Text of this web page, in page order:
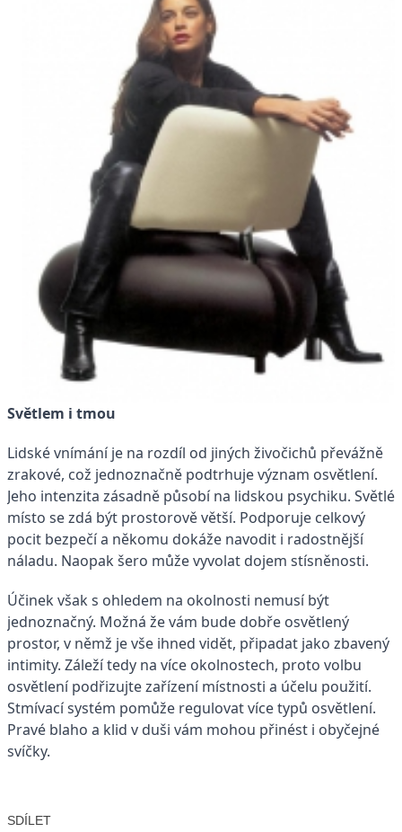
Světlem i tmou
Lidské vnímání je na rozdíl od jiných živočichů převážně
zrakové, což jednoznačně podtrhuje význam osvětlení.
Jeho intenzita zásadně působí na lidskou psychiku. Světlé
místo se zdá být prostorově větší. Podporuje celkový
pocit bezpečí a někomu dokáže navodit i radostnější
náladu. Naopak šero může vyvolat dojem stísněnosti.
Účinek však s ohledem na okolnosti nemusí být
jednoznačný. Možná že vám bude dobře osvětlený
prostor, v němž je vše ihned vidět, připadat jako zbavený
intimity. Záleží tedy na více okolnostech, proto volbu
osvětlení podřizujte zařízení místnosti a účelu použití.
Stmívací systém pomůže regulovat více typů osvětlení.
Pravé blaho a klid v duši vám mohou přinést i obyčejné
svíčky.
SDÍLET